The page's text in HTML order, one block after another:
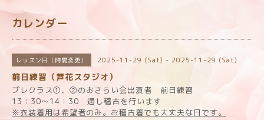
カレンダー
レッスン日（時間変更） 2025-11-29 (Sat) - 2025-11-29 (Sat)
前日練習（芦花スタジオ）
プレクラス①、②のおさらい会出演者 前日練習
13：30～14：30 通し稽古を行います
※衣装着用は希望者のみ。お稽古着でも大丈夫な日です。